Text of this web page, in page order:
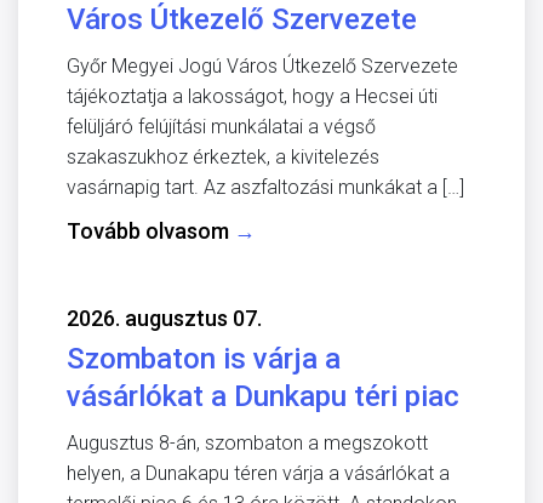
Város Útkezelő Szervezete
Győr Megyei Jogú Város Útkezelő Szervezete
tájékoztatja a lakosságot, hogy a Hecsei úti
felüljáró felújítási munkálatai a végső
szakaszukhoz érkeztek, a kivitelezés
vasárnapig tart. Az aszfaltozási munkákat a […]
Tovább olvasom →
2026. augusztus 07.
Szombaton is várja a
vásárlókat a Dunkapu téri piac
Augusztus 8-án, szombaton a megszokott
helyen, a Dunakapu téren várja a vásárlókat a